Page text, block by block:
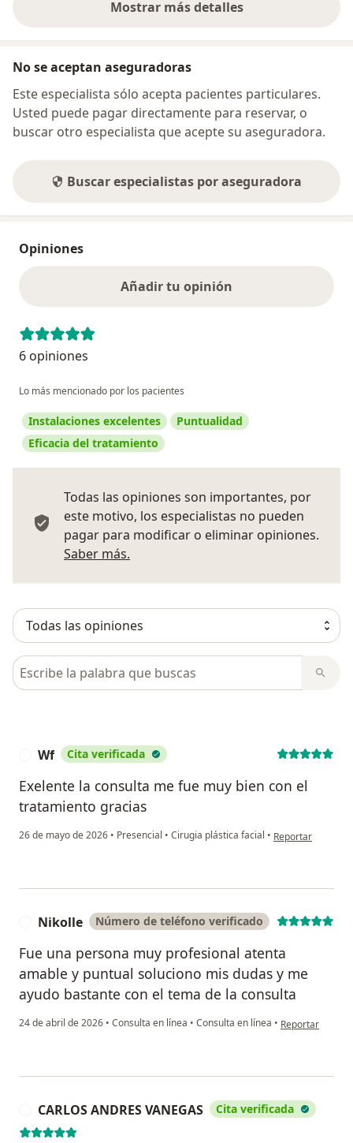
Mostrar más detalles
sobre la dirección
No se aceptan aseguradoras
Este especialista sólo acepta pacientes particulares.
Usted puede pagar directamente para reservar, o
buscar otro especialista que acepte su aseguradora.
Buscar especialistas por aseguradora
Opiniones
Añadir tu opinión
6 opiniones
Lo más mencionado por los pacientes
Instalaciones excelentes
Puntualidad
Eficacia del tratamiento
Todas las opiniones son importantes, por
este motivo, los especialistas no pueden
pagar para modificar o eliminar opiniones.
Saber más.
Busca en opiniones
Wf Cita verificada
Exelente la consulta me fue muy bien con el
tratamiento gracias
26 de mayo de 2026 • Presencial • Cirugia plástica facial • en opinión del
Reportar
Nikolle Número de teléfono verificado
Fue una persona muy profesional atenta
amable y puntual soluciono mis dudas y me
ayudo bastante con el tema de la consulta
24 de abril de 2026 • Consulta en línea • Consulta en línea • en opinión del
Reportar
CARLOS ANDRES VANEGAS Cita verificada